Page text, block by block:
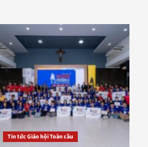
Tin tức Giáo hội Toàn cầu